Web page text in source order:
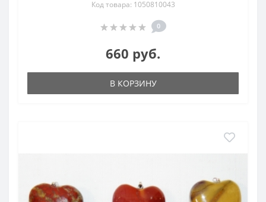
Код товара: 1050810043
0
660 руб.
В КОРЗИНУ